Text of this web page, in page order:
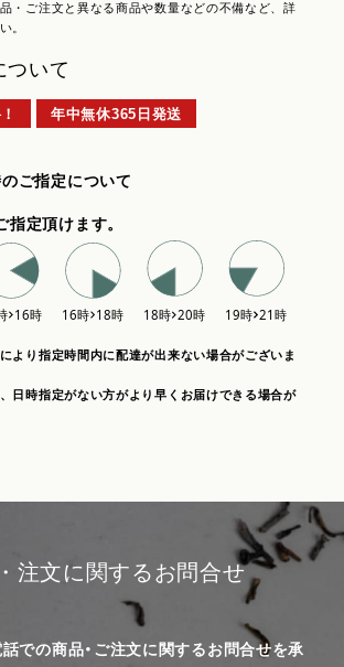
・ご注文と異なる商品や数量などの不備など、詳
。
ついて
年中無休365日発送
ご指定について
指定頂けます。
より指定時間内に配達が出来ない場合がございま
日時指定がない方がより早くお届けできる場合が
注文に関するお問合せ
での商品・ご注文に関するお問合せを承